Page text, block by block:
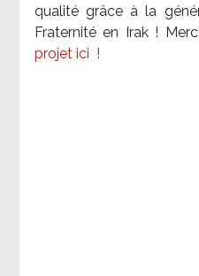
qualité grâce à la
Fraternité en Irak ! Merci
projet ici !